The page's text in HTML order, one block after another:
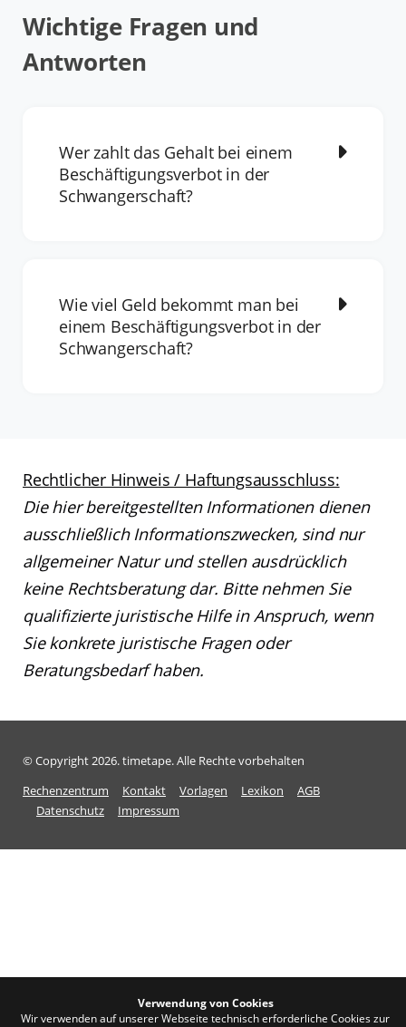
Wichtige Fragen und
Antworten
Wer zahlt das Gehalt bei einem
Beschäftigungsverbot in der
Schwangerschaft?
Wie viel Geld bekommt man bei
einem Beschäftigungsverbot in der
Schwangerschaft?
Rechtlicher Hinweis / Haftungsausschluss:
Die hier bereitgestellten Informationen dienen
ausschließlich Informationszwecken, sind nur
allgemeiner Natur und stellen ausdrücklich
keine Rechtsberatung dar. Bitte nehmen Sie
qualifizierte juristische Hilfe in Anspruch, wenn
Sie konkrete juristische Fragen oder
Beratungsbedarf haben.
© Copyright 2026. timetape. Alle Rechte vorbehalten
Rechenzentrum
Kontakt Vorlagen Lexikon
AGB
Datenschutz
Impressum
Verwendung von Cookies
Wir verwenden auf unserer Webseite technisch erforderliche Cookies zur